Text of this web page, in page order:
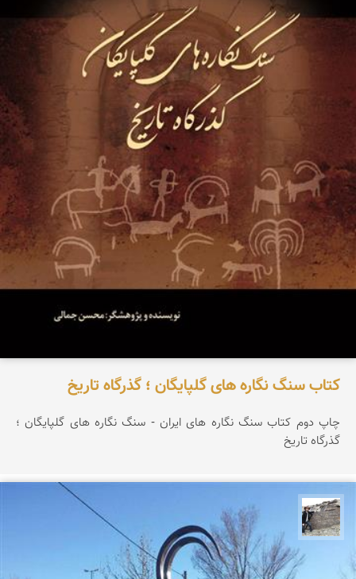
کتاب سنگ نگاره های گلپایگان ؛ گذرگاه تاریخ
چاپ دوم کتاب سنگ نگاره های ایران - سنگ نگاره های گلپایگان ؛
گذرگاه تاریخ